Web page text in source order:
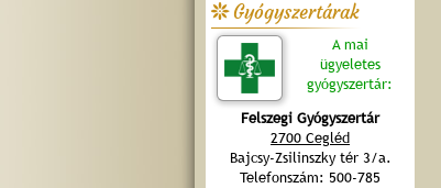
Gyógyszertárak
A mai
ügyeletes
gyógyszertár:
Felszegi Gyógyszertár
2700 Cegléd
Bajcsy-Zsilinszky tér 3/a.
Telefonszám: 500-785